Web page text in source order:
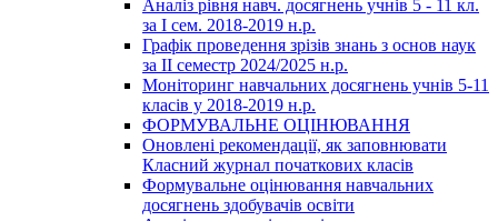
Аналіз рівня навч. досягнень учнів 5 - 11 кл.
за І сем. 2018-2019 н.р.
Графік проведення зрізів знань з основ наук
за ІІ семестр 2024/2025 н.р.
Моніторинг навчальних досягнень учнів 5-11
класів у 2018-2019 н.р.
ФОРМУВАЛЬНЕ ОЦІНЮВАННЯ
Оновлені рекомендації, як заповнювати
Класний журнал початкових класів
Формувальне оцінювання навчальних
досягнень здобувачів освіти